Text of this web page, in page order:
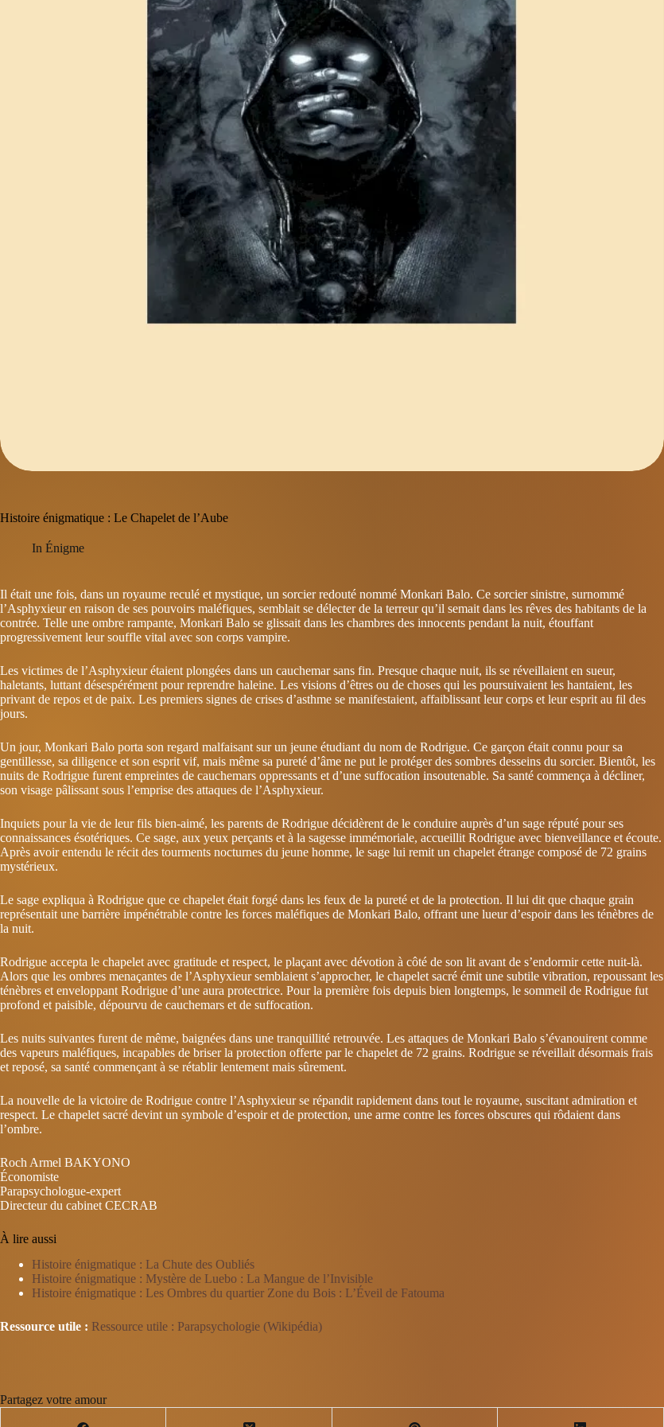
Histoire énigmatique : Le Chapelet de l’Aube
In Énigme
Il était une fois, dans un royaume reculé et mystique, un sorcier redouté nommé Monkari Balo. Ce sorcier sinistre, surnommé
l’Asphyxieur en raison de ses pouvoirs maléfiques, semblait se délecter de la terreur qu’il semait dans les rêves des habitants de la
contrée. Telle une ombre rampante, Monkari Balo se glissait dans les chambres des innocents pendant la nuit, étouffant
progressivement leur souffle vital avec son corps vampire.
Les victimes de l’Asphyxieur étaient plongées dans un cauchemar sans fin. Presque chaque nuit, ils se réveillaient en sueur,
haletants, luttant désespérément pour reprendre haleine. Les visions d’êtres ou de choses qui les poursuivaient les hantaient, les
privant de repos et de paix. Les premiers signes de crises d’asthme se manifestaient, affaiblissant leur corps et leur esprit au fil des
jours.
Un jour, Monkari Balo porta son regard malfaisant sur un jeune étudiant du nom de Rodrigue. Ce garçon était connu pour sa
gentillesse, sa diligence et son esprit vif, mais même sa pureté d’âme ne put le protéger des sombres desseins du sorcier. Bientôt, les
nuits de Rodrigue furent empreintes de cauchemars oppressants et d’une suffocation insoutenable. Sa santé commença à décliner,
son visage pâlissant sous l’emprise des attaques de l’Asphyxieur.
Inquiets pour la vie de leur fils bien-aimé, les parents de Rodrigue décidèrent de le conduire auprès d’un sage réputé pour ses
connaissances ésotériques. Ce sage, aux yeux perçants et à la sagesse immémoriale, accueillit Rodrigue avec bienveillance et écoute.
Après avoir entendu le récit des tourments nocturnes du jeune homme, le sage lui remit un chapelet étrange composé de 72 grains
mystérieux.
Le sage expliqua à Rodrigue que ce chapelet était forgé dans les feux de la pureté et de la protection. Il lui dit que chaque grain
représentait une barrière impénétrable contre les forces maléfiques de Monkari Balo, offrant une lueur d’espoir dans les ténèbres de
la nuit.
Rodrigue accepta le chapelet avec gratitude et respect, le plaçant avec dévotion à côté de son lit avant de s’endormir cette nuit-là.
Alors que les ombres menaçantes de l’Asphyxieur semblaient s’approcher, le chapelet sacré émit une subtile vibration, repoussant les
ténèbres et enveloppant Rodrigue d’une aura protectrice. Pour la première fois depuis bien longtemps, le sommeil de Rodrigue fut
profond et paisible, dépourvu de cauchemars et de suffocation.
Les nuits suivantes furent de même, baignées dans une tranquillité retrouvée. Les attaques de Monkari Balo s’évanouirent comme
des vapeurs maléfiques, incapables de briser la protection offerte par le chapelet de 72 grains. Rodrigue se réveillait désormais frais
et reposé, sa santé commençant à se rétablir lentement mais sûrement.
La nouvelle de la victoire de Rodrigue contre l’Asphyxieur se répandit rapidement dans tout le royaume, suscitant admiration et
respect. Le chapelet sacré devint un symbole d’espoir et de protection, une arme contre les forces obscures qui rôdaient dans
l’ombre.
Roch Armel BAKYONO
Économiste
Parapsychologue-expert
Directeur du cabinet CECRAB
À lire aussi
Histoire énigmatique : La Chute des Oubliés
Histoire énigmatique : Mystère de Luebo : La Mangue de l’Invisible
Histoire énigmatique : Les Ombres du quartier Zone du Bois : L’Éveil de Fatouma
Ressource utile : Ressource utile : Parapsychologie (Wikipédia)
Partagez votre amour